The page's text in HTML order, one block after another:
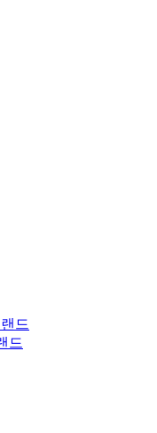
드
드